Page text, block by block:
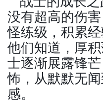
没有超高的伤
怪练级，积累
他们知道，厚
士逐渐展露锋
怖，从默默无
感。